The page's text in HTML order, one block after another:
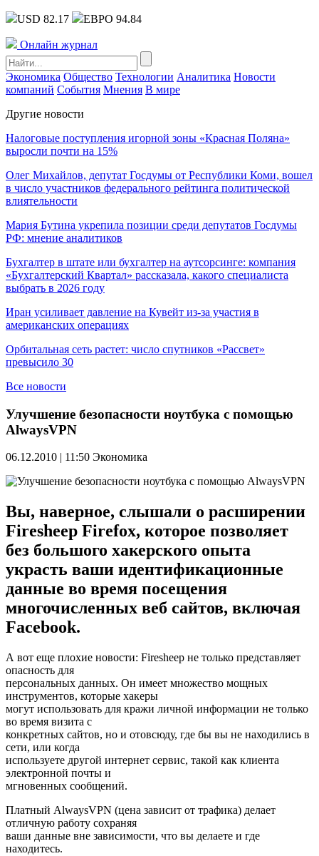
USD 82.17 ЕВРО 94.84
Онлайн журнал
Экономика Общество Технологии Аналитика Новости
компаний События Мнения В мире
Другие новости
Налоговые поступления игорной зоны «Красная Поляна»
выросли почти на 15%
Олег Михайлов, депутат Госдумы от Республики Коми, вошел
в число участников федерального рейтинга политической
влиятельности
Мария Бутина укрепила позиции среди депутатов Госдумы
РФ: мнение аналитиков
Бухгалтер в штате или бухгалтер на аутсорсинге: компания
«Бухгалтерский Квартал» рассказала, какого специалиста
выбрать в 2026 году
Иран усиливает давление на Кувейт из-за участия в
американских операциях
Орбитальная сеть растет: число спутников «Рассвет»
превысило 30
Все новости
Улучшение безопасности ноутбука с помощью
AlwaysVPN
06.12.2010 | 11:50 Экономика
Вы, наверное, слышали о расширении
Firesheep Firefox, которое позволяет
без большого хакерского опыта
украсть ваши идентификационные
данные во время посещения
многочисленных веб сайтов, включая
Facebook.
А вот еще плохие новости: Firesheep не только представляет
опасность для
персональных данных. Он имеет множество мощных
инструментов, которые хакеры
могут использовать для кражи личной информации не только
во время визита с
конкретных сайтов, но и отовсюду, где бы вы не находились в
сети, или когда
используете другой интернет сервис, такой как клиента
электронной почты и
мгновенных сообщений.
Платный AlwaysVPN (цена зависит от трафика) делает
отличную работу сохраняя
ваши данные вне зависимости, что вы делаете и где
находитесь.